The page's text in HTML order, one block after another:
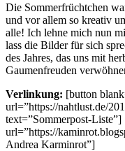
Die Sommerfrüchtchen
und vor allem so kreativ
alle! Ich lehne mich nun
lass die Bilder für sich
des Jahres, das uns mit
Gaumenfreuden
Verlinkung: [button
url=”https://nahtlust.de/
text=”Sommerpost-
url=”https://
Andrea Karminrot”]